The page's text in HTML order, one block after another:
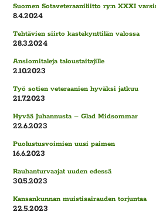
Suomen Sotaveteraaniliitto ry:n XXXI
8.4.2024
Tehtävien siirto kastekynttilän valossa
28.3.2024
Ansiomitaleja taloustaitajille
2.10.2023
Työ sotien veteraanien hyväksi jatkuu
21.7.2023
Hyvää Juhannusta – Glad Midsommar
22.6.2023
Puolustusvoimien uusi paimen
16.6.2023
Rauhanturvaajat uuden edessä
30.5.2023
Kansankunnan muistisairauden torjuntaa
22.5.2023